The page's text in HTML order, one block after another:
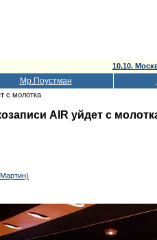
10.10.
Мр.Поустман
с молотка
AIR уйдет с